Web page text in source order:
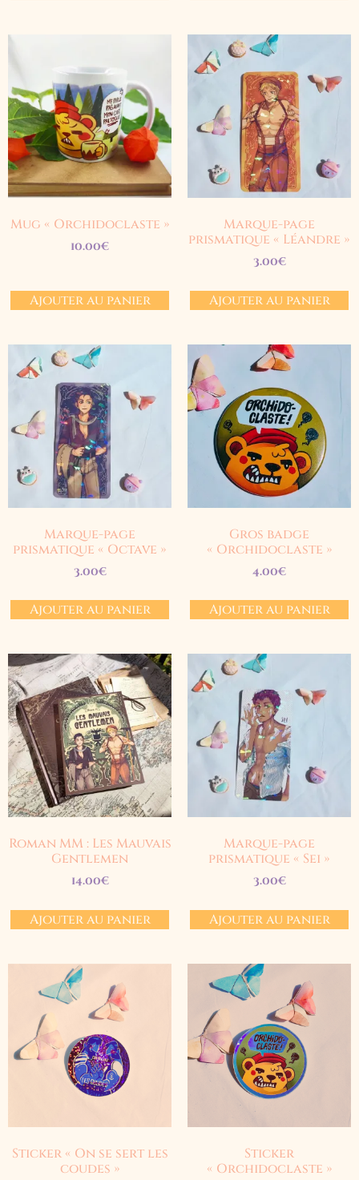
Mug « Orchidoclaste »
10.00€
Ajouter au panier
Marque-page
prismatique « Léandre »
3.00€
Ajouter au panier
Marque-page
prismatique « Octave »
3.00€
Ajouter au panier
Gros badge
« Orchidoclaste »
4.00€
Ajouter au panier
Roman MM : Les Mauvais
Gentlemen
14.00€
Ajouter au panier
Marque-page
prismatique « Sei »
3.00€
Ajouter au panier
Sticker « On se sert les
coudes »
Sticker
« Orchidoclaste »